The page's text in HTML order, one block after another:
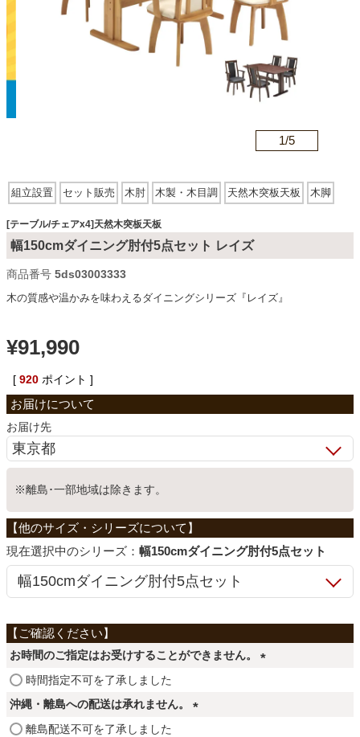
ダイニングテーブル・セット
椅子・チェア
ベッド
学習机
ホームオフィス
こたつ
寝具
ファブリック
1/5
組立設置 セット販売 木肘 木製・木目調 天然木突板天板 木脚
回転
[テーブル/チェアx4]天然木突板天板
幅150cmダイニング肘付5点セット レイズ
商品番号 5ds03003333
木の質感や温かみを味わえるダイニングシリーズ『レイズ』
¥91,990
[ 920 ポイント ]
お届け先
※離島･一部地域は除きます。
シリーズ： 幅150cmダイニング肘付5点セット
お時間のご指定はお受けすることができません。
時間指定不可を了承しました
沖縄・離島への配送は承れません。
離島配送不可を了承しました